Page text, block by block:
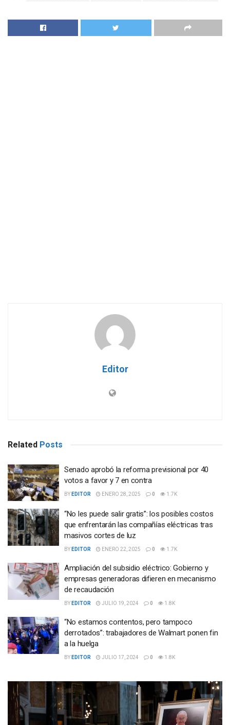
Editor
Related Posts
Senado aprobó la reforma previsional por 40
votos a favor y 7 en contra
BY EDITOR ENERO 28, 2025 0 1.7K
“No les puede salir gratis”: los posibles costos
que enfrentarán las compañías eléctricas tras
masivos cortes de luz
BY EDITOR ENERO 22, 2025 0 1.7K
Ampliación del subsidio eléctrico: Gobierno y
empresas generadoras difieren en mecanismo
de recaudación
BY EDITOR JULIO 19, 2024 0 1.8K
“No estamos contentos, pero tampoco
derrotados”: trabajadores de Walmart ponen fin
a la huelga
BY EDITOR JULIO 17, 2024 0 1.8K